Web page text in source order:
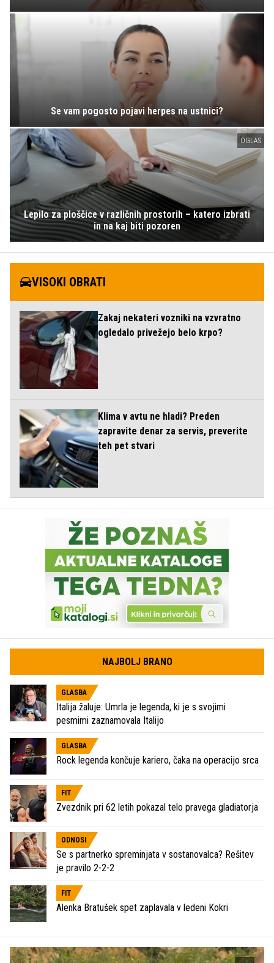
Se vam pogosto pojavi herpes na ustnici?
OGLAS
Lepilo za ploščice v različnih prostorih – katero izbrati
in na kaj biti pozoren
VISOKI OBRATI
Zakaj nekateri vozniki na vzvratno
ogledalo privežejo belo krpo?
Klima v avtu ne hladi? Preden
zapravite denar za servis, preverite
teh pet stvari
NAJBOLJ BRANO
GLASBA
Italija žaluje: Umrla je legenda, ki je s svojimi
pesmimi zaznamovala Italijo
GLASBA
Rock legenda končuje kariero, čaka na operacijo srca
FIT
Zvezdnik pri 62 letih pokazal telo pravega gladiatorja
ODNOSI
Se s partnerko spreminjata v sostanovalca? Rešitev
je pravilo 2-2-2
FIT
Alenka Bratušek spet zaplavala v ledeni Kokri